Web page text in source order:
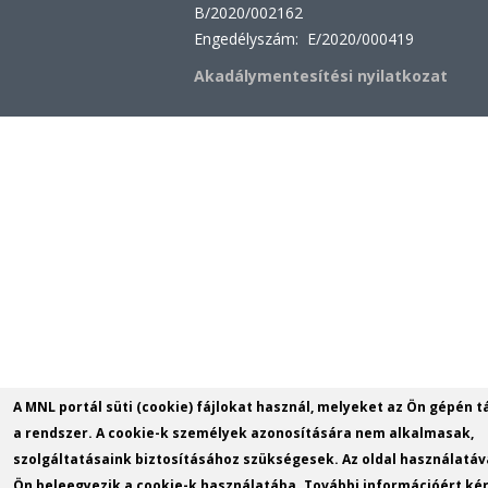
B/2020/002162
Engedélyszám: E/2020/000419
Akadálymentesítési nyilatkozat
A MNL portál süti (cookie) fájlokat használ, melyeket az Ön gépén
a rendszer. A cookie-k személyek azonosítására nem alkalmasak,
szolgáltatásaink biztosításához szükségesek. Az oldal